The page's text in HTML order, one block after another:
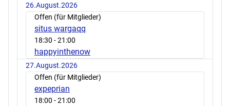
26.August.2026
Offen (für Mitglieder)
situs wargaqq
18:30 - 21:00
happyinthenow
27.August.2026
Offen (für Mitglieder)
expeprian
18:00 - 21:00